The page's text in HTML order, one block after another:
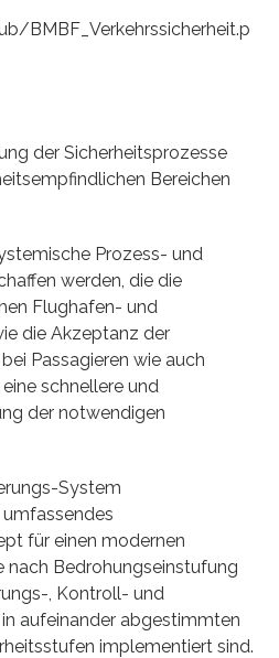
BMBF_Verkehrssicherheit.p
der Sicherheitsprozesse
Bereichen
Prozess- und
werden, die die
Flughafen- und
die Akzeptanz der
Passagieren wie auch
schnellere und
der notwendigen
System
für einen modernen
nach Bedrohungseinstufung
, Kontroll- und
aufeinander abgestimmten
implementiert sind.